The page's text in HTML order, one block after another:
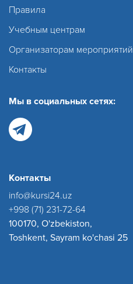
Правила
Учебным центрам
Организаторам мероприятий
Контакты
Мы в социальных сетях:
Контакты
info@kursi24.uz
+998 (71) 231-72-64
100170, O'zbekiston,
Toshkent, Sayram ko'chasi 25